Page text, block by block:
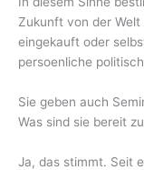
Zukunft von der Welt
eingekauft oder
persoenliche
Sie geben auch
Was sind sie bereit
Ja, das stimmt. Seit